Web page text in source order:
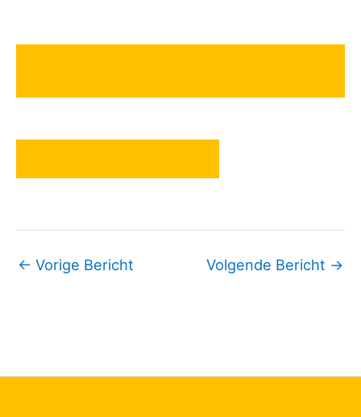
← Vorige Bericht Volgende Bericht →